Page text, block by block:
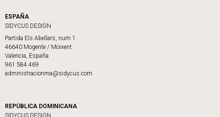
ESPAÑA
SIDYCUS DESIGN
Partida Els Abellars, num 1
46640 Mogente / Moixent
Valencia, España
961 584 469
administracionma@sidycus.com
REPÚBLICA DOMINICANA